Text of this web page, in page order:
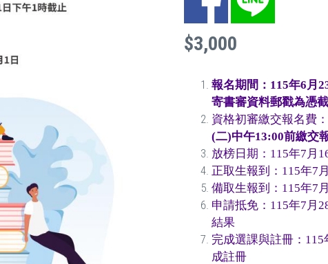
$3,000
報名期間：115年6月
寄書審資料郵戳為憑
資格初審繳交報名費
(二)中午13:00前繳交
放榜日期：115年7月
正取生報到：115年7
備取生報到：115年7
申請抵免：115年7月
結果
完成選課與註冊：
成註冊